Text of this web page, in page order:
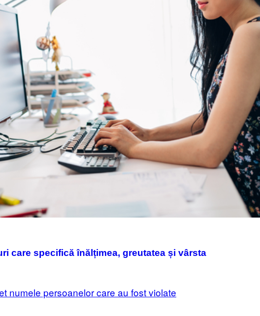
care specifică înălțimea, greutatea și vârsta